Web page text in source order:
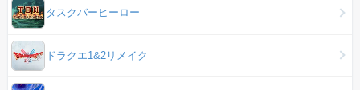
タスクバーヒーロー
ドラクエ1&2リメイク